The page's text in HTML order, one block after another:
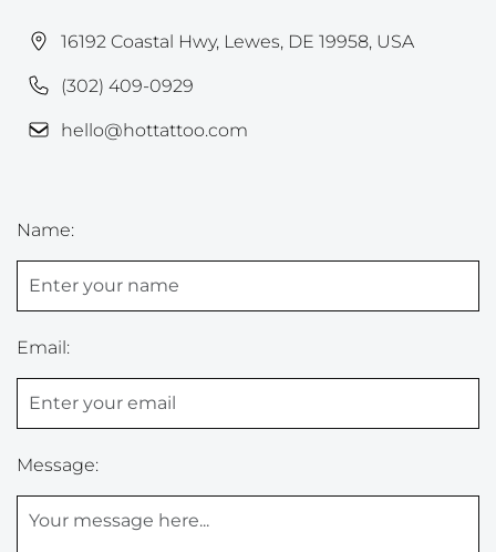
16192 Coastal Hwy, Lewes, DE 19958, USA
(302) 409-0929
hello@hottattoo.com
Name:
Email:
Message: